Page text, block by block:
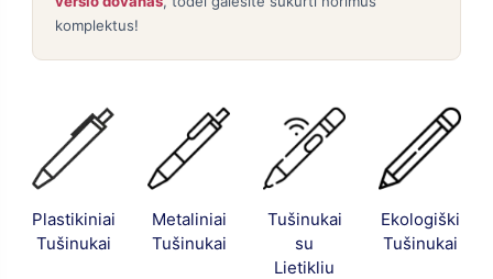
komplektus!
Plastikiniai
Tušinukai
Metaliniai
Tušinukai
Tušinukai
su
Lietikliu
Ekologiški
Tušinukai